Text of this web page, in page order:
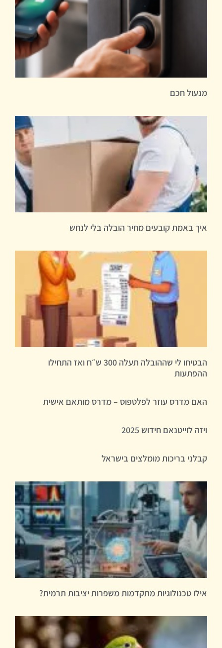
מנעול חכם
איך באמת קובעים מחיר הובלה בלי לנחש
הבטיחו לי שההובלה תעלה 300 ש״ח ואז התחילו
ההפתעות
האם מדרס עוזר לפלטפוס – מדרס מותאם אישית
ויזה לוייטנאם חידוש 2025
קבלני בריכות מומלצים בישראל
אילו טכנולוגיות מתקדמות משפרות יציבות תרמית?